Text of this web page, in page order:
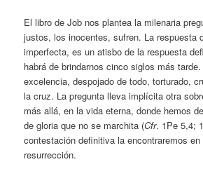
El libro de Job nos plantea la milenaria
justos, los inocentes, sufren. La respuesta
imperfecta, es un atisbo de la respuesta
habrá de brindarnos cinco siglos más
excelencia, despojado de todo, torturado,
la cruz. La pregunta lleva implícita otra
más allá, en la vida eterna, donde hemos
de gloria que no se marchita (Cfr. 1Pe 5,4;
contestación definitiva la encontraremos
resurrección.